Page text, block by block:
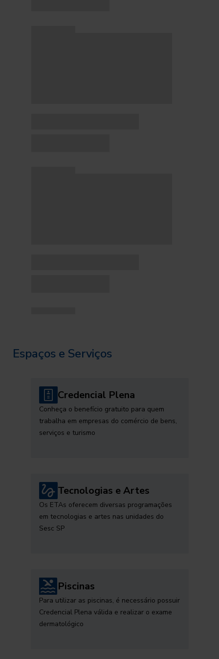
Espaços e Serviços
Credencial Plena
Conheça o benefício gratuito para quem
trabalha em empresas do comércio de bens,
serviços e turismo
Tecnologias e Artes
Os ETAs oferecem diversas programações
em tecnologias e artes nas unidades do
Sesc SP
Piscinas
Para utilizar as piscinas, é necessário possuir
Credencial Plena válida e realizar o exame
dermatológico